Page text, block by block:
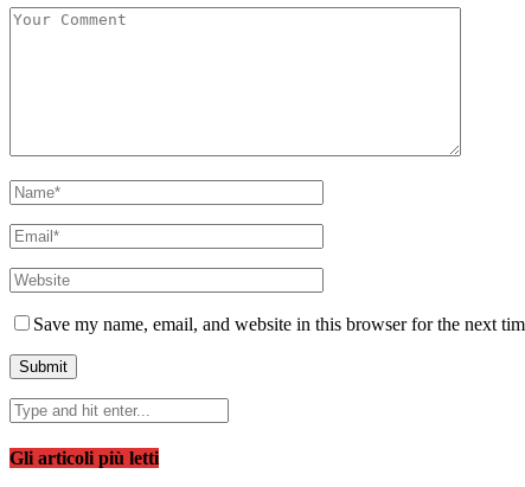
Save my name, email, and website in this browser for the next
Gli articoli più letti